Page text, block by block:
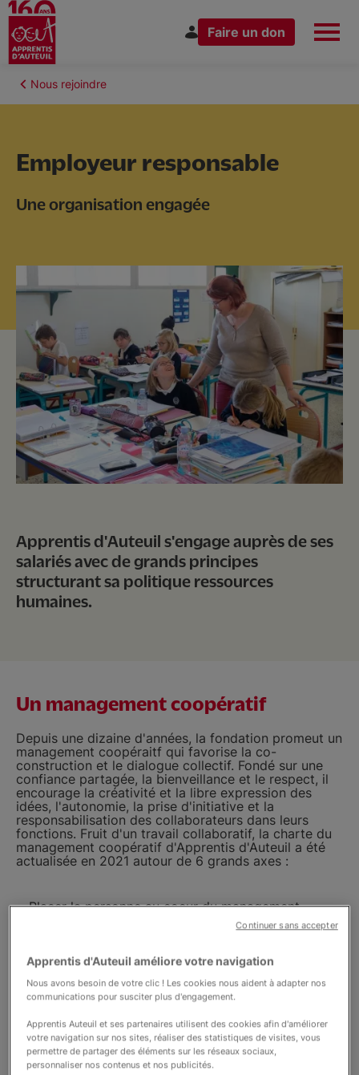
principal
Nous connaître
Nous rejoindre
Nous soutenir
Vous accompagner
Faire un don
Fil Nous rejoindre
Employeur responsable
Une organisation engagée
Apprentis d'Auteuil s'engage auprès de ses
salariés avec de grands principes
structurant sa politique ressources
humaines.
Un management coopératif
Depuis une dizaine d'années, la fondation promeut un
management coopéraitf qui favorise la co-
construction et le dialogue collectif. Fondé sur une
confiance partagée, la bienveillance et le respect, il
encourage la créativité et la libre expression des
idées, l'autonomie, la prise d'initiative et la
responsabilisation des collaborateurs dans leurs
fonctions. Fruit d'un travail collaboratif, la charte du
management coopératif d'Apprentis d'Auteuil a été
actualisée en 2021 autour de 6 grands axes :
Placer la personne au coeur du management
Favoriser la coopération pour penser et agir
Faire des choix en se projetant à long terme
Prendre en compte la fragilité humaine
Manager le travail des collaborateurs
Ancrer l'action dans des valeurs fondées sur
l'Evangile.
Apprentis d'Auteuil améliore votre navigation
Nous avons besoin de votre clic ! Les cookies nous aident à adapter nos
communications pour susciter plus d'engagement.
Apprentis Auteuil et ses partenaires utilisent des cookies afin d'améliorer
votre navigation sur nos sites, réaliser des statistiques de visites, vous
permettre de partager des éléments sur les réseaux sociaux,
personnaliser nos contenus et nos publicités.
Continuer sans accepter